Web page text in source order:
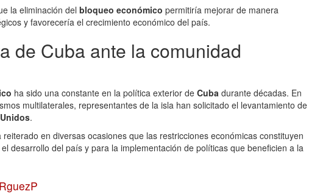
la eliminación del bloqueo económico permitiría mejorar de manera
y favorecería el crecimiento económico del país.
de Cuba ante la comunidad
ha sido una constante en la política exterior de Cuba durante décadas. En
multilaterales, representantes de la isla han solicitado el levantamiento de
.
reiterado en diversas ocasiones que las restricciones económicas constituyen
desarrollo del país y para la implementación de políticas que beneficien a la